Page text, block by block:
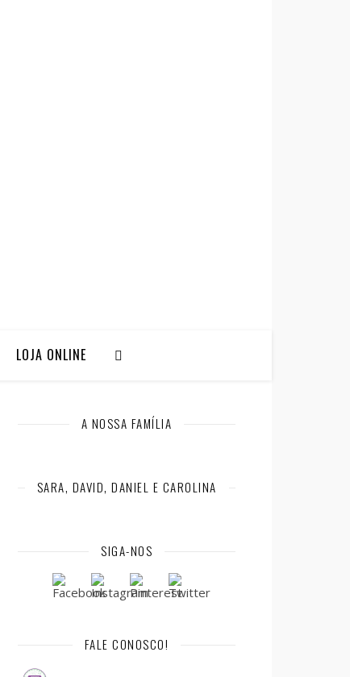
LOJA ONLINE
A NOSSA FAMÍLIA
SARA, DAVID, DANIEL E CAROLINA
SIGA-NOS
FALE CONOSCO!